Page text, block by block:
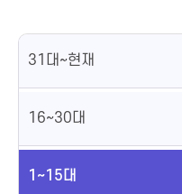
31대~현재
16~30대
1~15대